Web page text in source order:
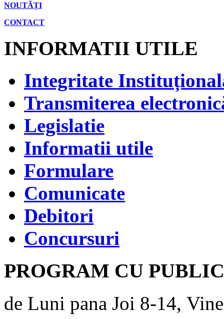
NOUTĂȚI
CONTACT
INFORMATII UTILE
Integritate
Transmiterea
Legislatie
Informatii utile
Formulare
Comunicate
Debitori
Concursuri
PROGRAM CU
de Luni pana Joi 8-14,